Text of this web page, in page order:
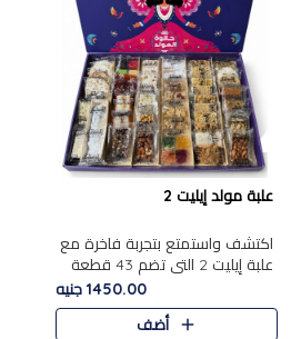
علبة مولد إيليت 2
اكتشف واستمتع بتجربة فاخرة مع
علبة إيليت 2 التي تضم 43 قطعة
تشكيلة من أرقى حلويات المولد
الشرقية المصرية الأصيلة ,معروضة
بشكل جميل في علبة أ..
1450.00 جنيه
أضف